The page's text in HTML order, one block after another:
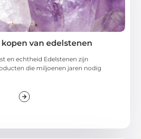
van edelstenen
en echtheid Edelstenen zijn
die miljoenen jaren nodig